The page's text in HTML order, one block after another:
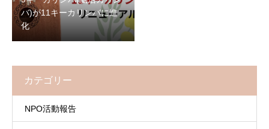
バ)が11キーカリンバに進
化
カテゴリー
NPO活動報告